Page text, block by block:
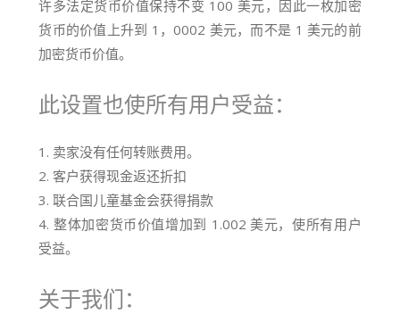
许多法定货币价值保持不变 100 美元，因此一枚加密
货币的价值上升到 1，0002 美元，而不是 1 美元的前
加密货币价值。
此设置也使所有用户受益：
1. 卖家没有任何转账费用。
2. 客户获得现金返还折扣
3. 联合国儿童基金会获得捐款
4. 整体加密货币价值增加到 1.002 美元，使所有用户
受益。
关于我们：